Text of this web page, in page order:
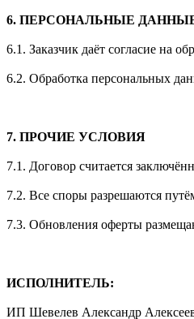
6. ПЕРСОНАЛЬНЫЕ
6.1. Заказчик даёт согласие на
6.2. Обработка персональных
7. ПРОЧИЕ УСЛОВИЯ
7.1. Договор считается
7.2. Все споры разрешаются
7.3. Обновления оферты
ИСПОЛНИТЕЛЬ:
ИП Шевелев Александр